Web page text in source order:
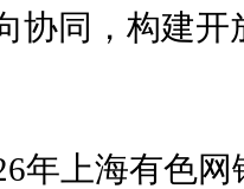
协同，构建开
年上海有色